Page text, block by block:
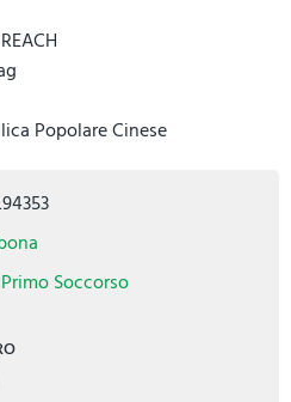
Popolare Cinese
Soccorso